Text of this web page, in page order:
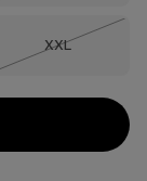
Größe
XXL